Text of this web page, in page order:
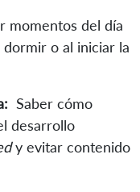
momentos del día
o al iniciar la
Saber cómo
desarrollo
y evitar contenido